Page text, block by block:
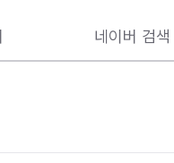
네이버 검색